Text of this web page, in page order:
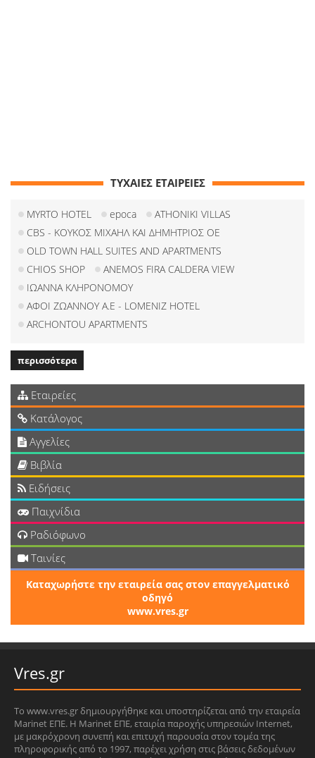
ΤΥΧΑΙΕΣ ΕΤΑΙΡΕΙΕΣ
MYRTO HOTEL epoca
ATHONIKI VILLAS
CBS - ΚΟΥΚΟΣ ΜΙΧΑΗΛ ΚΑΙ ΔΗΜΗΤΡΙΟΣ ΟΕ
OLD TOWN HALL SUITES AND APARTMENTS
CHIOS SHOP
ANEMOS FIRA CALDERA VIEW
ΙΩΑΝΝΑ ΚΛΗΡΟΝΟΜΟΥ
ΑΦΟΙ ZΩΑΝΝΟΥ Α.Ε - LOMENIZ HOTEL
ARCHONTOU APARTMENTS
περισσότερα
Εταιρείες
Κατάλογος
Αγγελίες
Βιβλία
Ειδήσεις
Παιχνίδια
Ραδιόφωνο
Ταινίες
Καταχωρήστε την εταιρεία σας στον επαγγελματικό
οδηγό
www.vres.gr
Vres.gr
Το www.vres.gr δημιουργήθηκε και υποστηρίζεται από την εταιρεία
Marinet ΕΠΕ. Η Marinet ΕΠΕ, εταιρία παροχής υπηρεσιών Internet,
με μακρόχρονη συνεπή και επιτυχή παρουσία στον τομέα της
πληροφορικής από το 1997, παρέχει χρήση στις βάσεις δεδομένων